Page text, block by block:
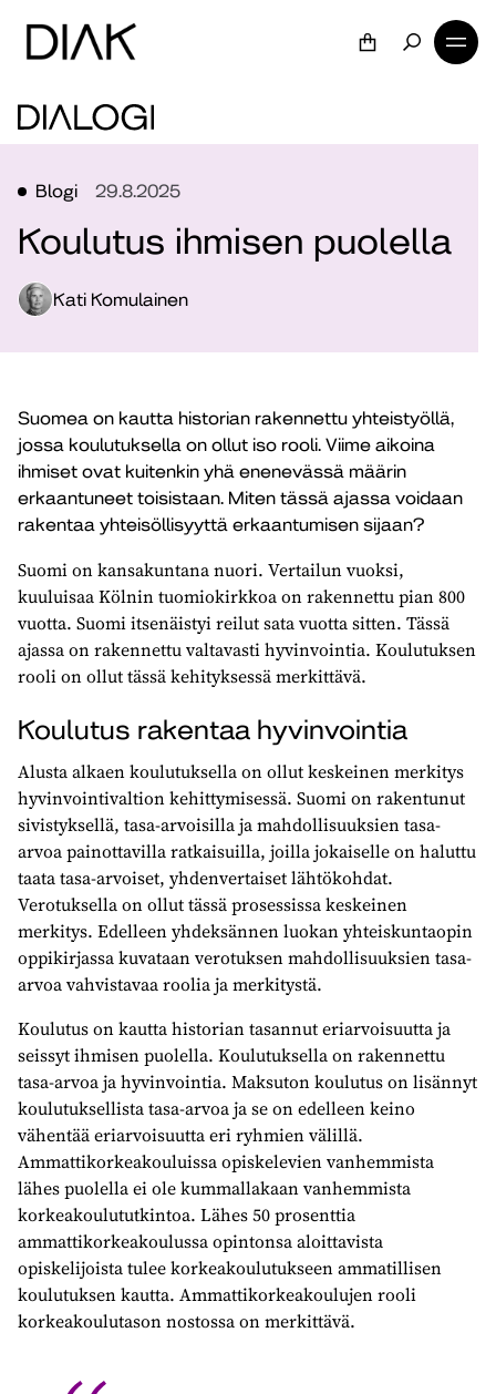
Blogi 29.8.2025
Koulutus ihmisen puolella
Kati Komulainen
Suomea on kautta historian rakennettu yhteistyöllä,
jossa koulutuksella on ollut iso rooli. Viime aikoina
ihmiset ovat kuitenkin yhä enenevässä määrin
erkaantuneet toisistaan. Miten tässä ajassa voidaan
rakentaa yhteisöllisyyttä erkaantumisen sijaan?
Suomi on kansakuntana nuori. Vertailun vuoksi,
kuuluisaa Kölnin tuomiokirkkoa on rakennettu pian 800
vuotta. Suomi itsenäistyi reilut sata vuotta sitten. Tässä
ajassa on rakennettu valtavasti hyvinvointia. Koulutuksen
rooli on ollut tässä kehityksessä merkittävä.
Koulutus rakentaa hyvinvointia
Alusta alkaen koulutuksella on ollut keskeinen merkitys
hyvinvointivaltion kehittymisessä. Suomi on rakentunut
sivistyksellä, tasa-arvoisilla ja mahdollisuuksien tasa-
arvoa painottavilla ratkaisuilla, joilla jokaiselle on haluttu
taata tasa-arvoiset, yhdenvertaiset lähtökohdat.
Verotuksella on ollut tässä prosessissa keskeinen
merkitys. Edelleen yhdeksännen luokan yhteiskuntaopin
oppikirjassa kuvataan verotuksen mahdollisuuksien tasa-
arvoa vahvistavaa roolia ja merkitystä.
Koulutus on kautta historian tasannut eriarvoisuutta ja
seissyt ihmisen puolella. Koulutuksella on rakennettu
tasa-arvoa ja hyvinvointia. Maksuton koulutus on lisännyt
koulutuksellista tasa-arvoa ja se on edelleen keino
vähentää eriarvoisuutta eri ryhmien välillä.
Ammattikorkeakouluissa opiskelevien vanhemmista
lähes puolella ei ole kummallakaan vanhemmista
korkeakoulututkintoa. Lähes 50 prosenttia
ammattikorkeakoulussa opintonsa aloittavista
opiskelijoista tulee korkeakoulutukseen ammatillisen
koulutuksen kautta. Ammattikorkeakoulujen rooli
korkeakoulutason nostossa on merkittävä.